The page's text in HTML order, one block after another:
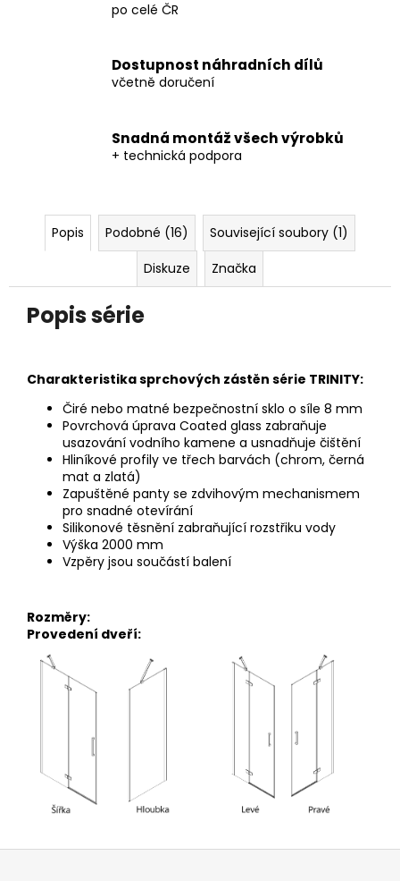
po celé ČR
Dostupnost náhradních dílů
včetně doručení
Snadná montáž všech výrobků
+ technická podpora
Popis Podobné (16)
Související soubory (1)
Diskuze
Značka
Popis série
Charakteristika sprchových zástěn série TRINITY:
Čiré nebo matné bezpečnostní sklo o síle 8 mm
Povrchová úprava Coated glass zabraňuje
usazování vodního kamene a usnadňuje čištění
Hliníkové profily ve třech barvách (chrom, černá
mat a zlatá)
Zapuštěné panty se zdvihovým mechanismem
pro snadné otevírání
Silikonové těsnění zabraňující rozstřiku vody
Výška 2000 mm
Vzpěry jsou součástí balení
Rozměry:
Provedení dveří: